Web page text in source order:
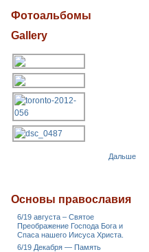
Фотоальбомы
Gallery
Дальше
Основы православия
6/19 августа – Святое
Преображение Господа Бога и
Спаса нашего Иисуса Христа.
6/19 Декабря — Память